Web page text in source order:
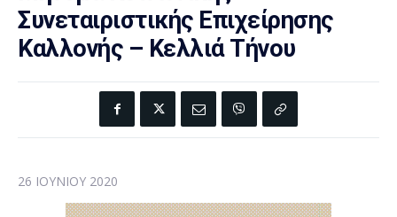
Συνεταιριστικής Επιχείρησης
Καλλονής – Κελλιά Τήνου
26 ΙΟΥΝΊΟΥ 2020